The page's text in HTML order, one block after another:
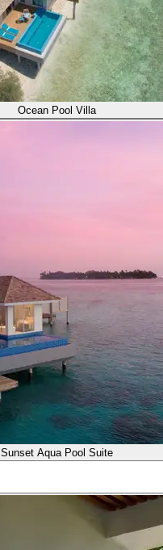
Ocean Pool Villa
Sunset Aqua Pool Suite